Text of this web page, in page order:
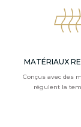
MATÉRIAUX
Conçus avec des
régulent la